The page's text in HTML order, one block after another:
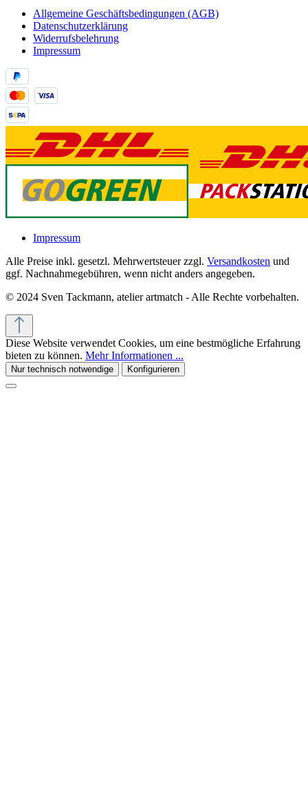
Allgemeine Geschäftsbedingungen (AGB)
Datenschutzerklärung
Widerrufsbelehrung
Impressum
Impressum
Alle Preise inkl. gesetzl. Mehrwertsteuer zzgl. Versandkosten und
ggf. Nachnahmegebühren, wenn nicht anders angegeben.
© 2024 Sven Tackmann, atelier artmatch - Alle Rechte vorbehalten.
Diese Website verwendet Cookies, um eine bestmögliche Erfahrung
bieten zu können. Mehr Informationen ...
Nur technisch notwendige Konfigurieren